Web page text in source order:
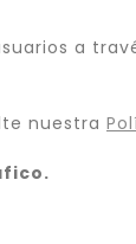
a
nuestra